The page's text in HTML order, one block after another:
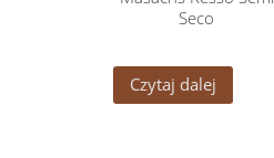
Seco
Czytaj dalej